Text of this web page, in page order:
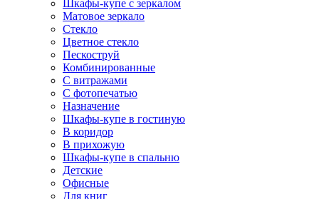
Шкафы-купе с зеркалом
Матовое зеркало
Стекло
Цветное стекло
Пескоструй
Комбинированные
С витражами
С фотопечатью
Назначение
Шкафы-купе в гостиную
В коридор
В прихожую
Шкафы-купе в спальню
Детские
Офисные
Для книг